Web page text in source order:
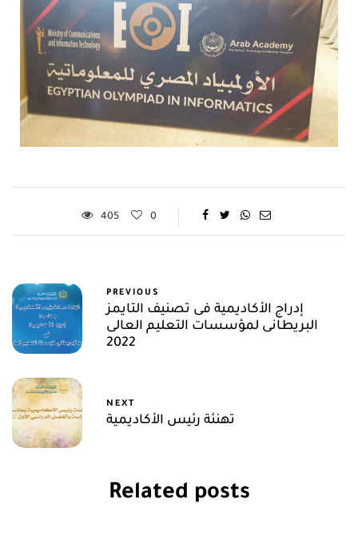
405 0
PREVIOUS
إدراج الأكاديمية فى تصنيف التايمز
البريطانى لمؤسسات التعليم العالى
2022
NEXT
تهنئة رئيس الأكاديمية
Related posts